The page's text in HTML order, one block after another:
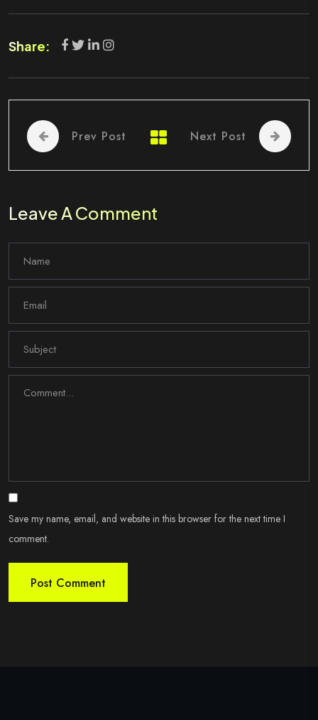
Share:
Prev Post Next Post
Leave A Comment
Save my name, email, and website in this browser for the next time I
comment.